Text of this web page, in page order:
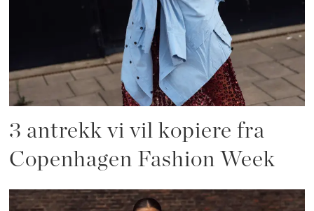
3 antrekk vi vil kopiere fra
Copenhagen Fashion Week